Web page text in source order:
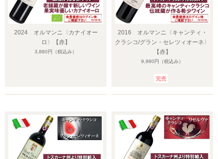
2024 オルマンニ〈カナイオー
ロ〉【赤】
3,880円 （税込み）
2016 オルマンニ〈キャンティ・
クラシコ/グラン・セレツィオーネ〉
【赤】
9,980円 （税込み）
完売